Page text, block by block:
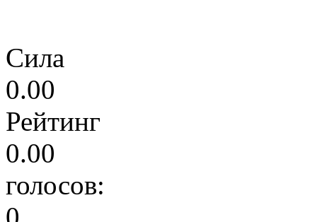
Сила
0.00
Рейтинг
0.00
голосов: